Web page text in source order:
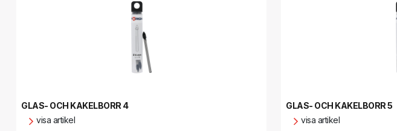
GLAS- OCH KAKELBORR 4
visa artikel
GLAS- OCH KAKELBORR 5
visa artikel